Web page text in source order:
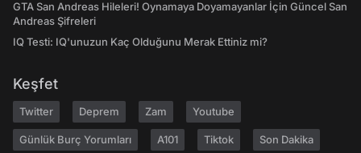
GTA San Andreas Hileleri! Oynamaya Doyamayanlar İçin Güncel San
Andreas Şifreleri
IQ Testi: IQ'unuzun Kaç Olduğunu Merak Ettiniz mi?
Keşfet
Twitter Deprem Zam Youtube
Günlük Burç Yorumları A101 Tiktok Son Dakika